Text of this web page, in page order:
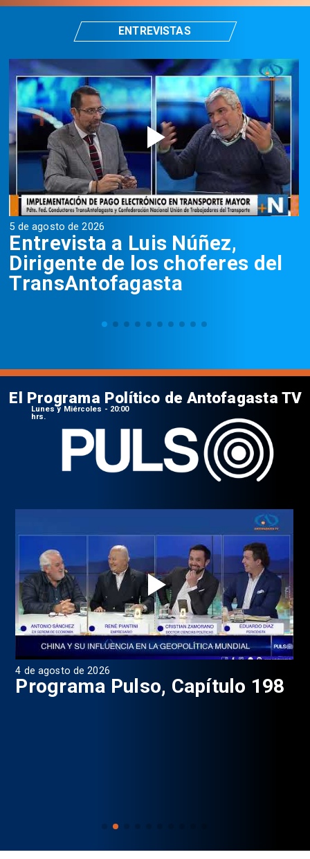
5 de agosto de 2026
Entrevista a Luis Núñez,
Dirigente de los choferes del
TransAntofagasta
ENTREVISTAS
4 de agosto de 2026
Programa Pulso, Capítulo 198
El Programa Político de Antofagasta TV
Lunes y Miércoles - 20:00
hrs.